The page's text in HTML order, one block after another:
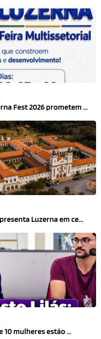
Fest 2026 prometem ...
Luzerna em ce...
10 mulheres estão ...